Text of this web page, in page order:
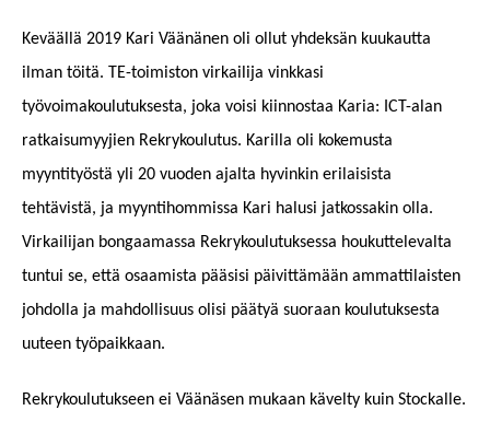
Keväällä 2019 Kari Väänänen oli ollut yhdeksän kuukautta
ilman töitä. TE-toimiston virkailija vinkkasi
työvoimakoulutuksesta, joka voisi kiinnostaa Karia: ICT-alan
ratkaisumyyjien Rekrykoulutus. Karilla oli kokemusta
myyntityöstä yli 20 vuoden ajalta hyvinkin erilaisista
tehtävistä, ja myyntihommissa Kari halusi jatkossakin olla.
Virkailijan bongaamassa Rekrykoulutuksessa houkuttelevalta
tuntui se, että osaamista pääsisi päivittämään ammattilaisten
johdolla ja mahdollisuus olisi päätyä suoraan koulutuksesta
uuteen työpaikkaan.
Rekrykoulutukseen ei Väänäsen mukaan kävelty kuin Stockalle.